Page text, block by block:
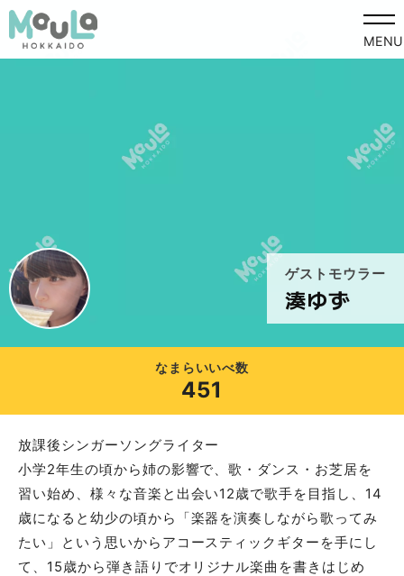
MENU
ゲストモウラー
湊ゆず
なまらいいべ数
451
放課後シンガーソングライター
小学2年生の頃から姉の影響で、歌・ダンス・お芝居を
習い始め、様々な音楽と出会い12歳で歌手を目指し、14
歳になると幼少の頃から「楽器を演奏しながら歌ってみ
たい」という思いからアコースティックギターを手にし
て、15歳から弾き語りでオリジナル楽曲を書きはじめ